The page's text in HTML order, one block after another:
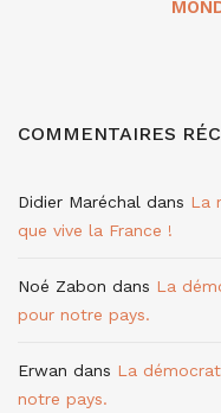
COMMENTAIRES
Didier Maréchal dans La
que vive la France !
Noé Zabon dans La
pour notre pays.
Erwan dans La
notre pays.